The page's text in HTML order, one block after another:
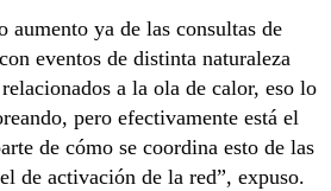
aumento ya de las consultas de
eventos de distinta naturaleza
a la ola de calor, eso lo
pero efectivamente está el
de cómo se coordina esto de las
de activación de la red”, expuso.